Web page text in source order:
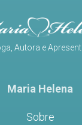
Autora e
Maria Helena
Sobre